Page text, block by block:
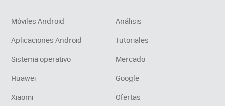
Móviles Android
Análisis
Aplicaciones Android
Tutoriales
Sistema operativo
Mercado
Huawei
Google
Xiaomi
Ofertas